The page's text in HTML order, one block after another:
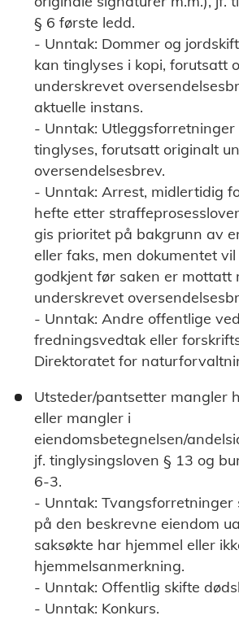
§ 6 første ledd.
- Unntak: Dommer og
kan tinglyses i kopi, forutsatt
underskrevet
aktuelle instans.
- Unntak: Utleggsforretninger
tinglyses, forutsatt originalt
oversendelsesbrev.
- Unntak: Arrest, midlertidig
hefte etter
gis prioritet på bakgrunn av
eller faks, men dokumentet
godkjent før saken er mottatt
underskrevet
- Unntak: Andre offentlige
fredningsvedtak eller
Direktoratet for
Utsteder/pantsetter mangler
eller mangler i
eiendomsbetegnelsen/
jf. tinglysingsloven § 13 og
6-3.
- Unntak: Tvangsforretninger
på den beskrevne eiendom
saksøkte har hjemmel eller
hjemmelsanmerkning.
- Unntak: Offentlig skifte
- Unntak: Konkurs.